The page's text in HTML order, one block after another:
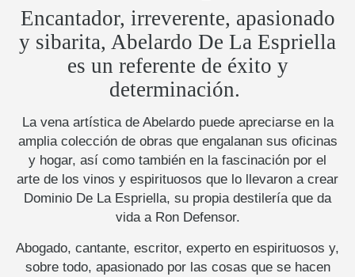
Encantador, irreverente, apasionado
y sibarita, Abelardo De La Espriella
es un referente de éxito y
determinación.
La vena artística de Abelardo puede apreciarse en la
amplia colección de obras que engalanan sus oficinas
y hogar, así como también en la fascinación por el
arte de los vinos y espirituosos que lo llevaron a crear
Dominio De La Espriella, su propia destilería que da
vida a Ron Defensor.
Abogado, cantante, escritor, experto en espirituosos y,
sobre todo, apasionado por las cosas que se hacen